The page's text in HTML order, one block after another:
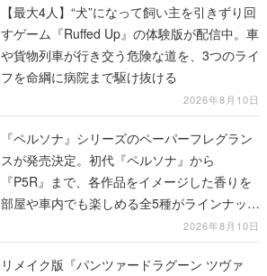
【最大4人】“犬”になって飼い主を引きずり回
すゲーム『Ruffed Up』の体験版が配信中。車
や貨物列車が行き交う危険な道を、3つのライ
フを命綱に病院まで駆け抜ける
2026年8月10日
『ペルソナ』シリーズのペーパーフレグラン
スが発売決定。初代『ペルソナ』から
『P5R』まで、各作品をイメージした香りを
部屋や車内でも楽しめる全5種がラインナッ
プ、予約受付は8月17日12時より開始2026年8月10日
リメイク版『パンツァードラグーン ツヴァ